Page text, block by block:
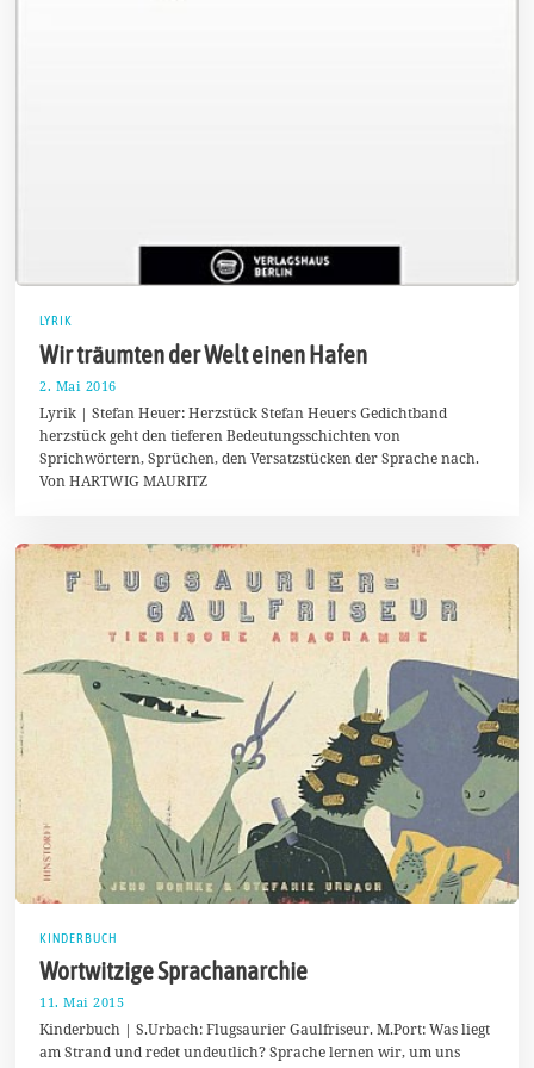
LYRIK
Wir träumten der Welt einen Hafen
2. Mai 2016
J
u
n
i
8
Lyrik | Stefan Heuer: Herzstück Stefan Heuers Gedichtband
herzstück geht den tieferen Bedeutungsschichten von
Sprichwörtern, Sprüchen, den Versatzstücken der Sprache nach.
Von HARTWIG MAURITZ
KINDERBUCH
Wortwitzige Sprachanarchie
11. Mai 2015
7
.
A
Kinderbuch | S.Urbach: Flugsaurier Gaulfriseur. M.Port: Was liegt
am Strand und redet undeutlich? Sprache lernen wir, um uns